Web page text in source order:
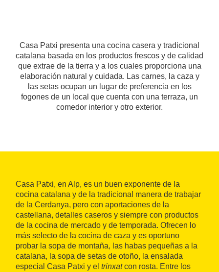
Casa Patxi presenta una cocina casera y tradicional
catalana basada en los productos frescos y de calidad
que extrae de la tierra y a los cuales proporciona una
elaboración natural y cuidada. Las carnes, la caza y
las setas ocupan un lugar de preferencia en los
fogones de un local que cuenta con una terraza, un
comedor interior y otro exterior.
Casa Patxi, en Alp, es un buen exponente de la
cocina catalana y de la tradicional manera de trabajar
de la Cerdanya, pero con aportaciones de la
castellana, detalles caseros y siempre con productos
de la cocina de mercado y de temporada. Ofrecen lo
más selecto de la cocina de caza y es oportuno
probar la sopa de montaña, las habas pequeñas a la
catalana, la sopa de setas de otoño, la ensalada
especial Casa Patxi y el trinxatcon rosta. Entre los